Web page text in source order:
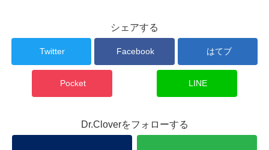
シェアする
Twitter Facebook はてブ
Pocket LINE
Dr.Cloverをフォローする